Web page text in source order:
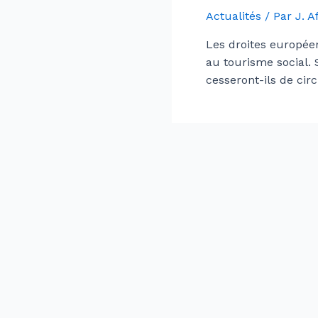
Actualités / Par J.
Les droites
au tourisme social.
cesseront-ils de